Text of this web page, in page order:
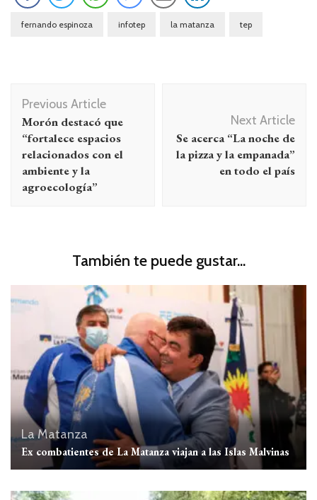
fernando espinoza infotep la matanza tep
Navegación
de
entradas
Previous Article
Morón destacó que
“fortalece espacios
relacionados con el
ambiente y la
agroecología”
Next Article
Se acerca “La noche de
la pizza y la empanada”
en todo el país
También te puede gustar...
La Matanza
Ex combatientes de La Matanza viajan a las Islas Malvinas